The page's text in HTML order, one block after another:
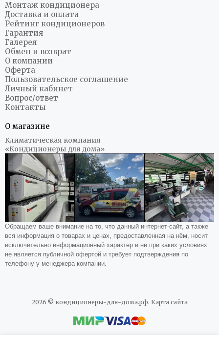
Монтаж кондиционера
Доставка и оплата
Рейтинг кондиционеров
Гарантия
Галерея
Обмен и возврат
О компании
Оферта
Пользовательское соглашение
Личный кабинет
Вопрос/ответ
Контакты
О магазине
Климатическая компания
«Кондиционеры для дома»
Обращаем ваше внимание на то, что данный интернет-сайт, а также
вся информация о товарах и ценах, предоставленная на нём, носит
исключительно информационный характер и ни при каких условиях
не является публичной офертой и требует подтверждения по
телефону у менеджера компании.
2026 © кондиционеры-для-дома.рф. Карта сайта